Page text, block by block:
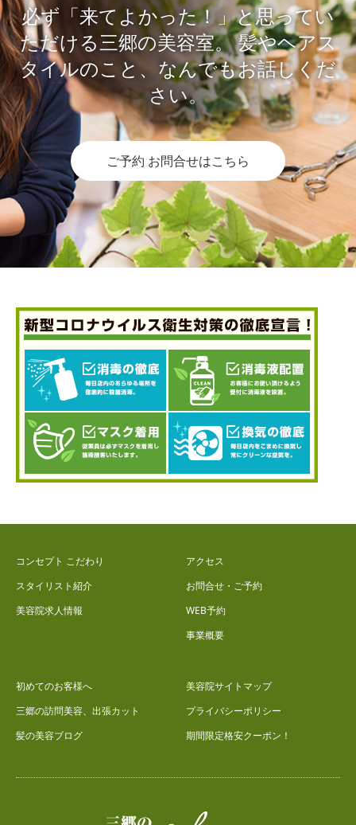
必ず「来てよかった！」と思ってい
ただける三郷の美容室。髪やヘアス
タイルのこと、なんでもお話しくだ
さい。
ご予約 お問合せはこちら
コンセプト こだわり
スタイリスト紹介
美容院求人情報
アクセス
お問合せ・ご予約
WEB予約
事業概要
初めてのお客様へ
三郷の訪問美容、出張カット
髪の美容ブログ
美容院サイトマップ
プライバシーポリシー
期間限定格安クーポン！